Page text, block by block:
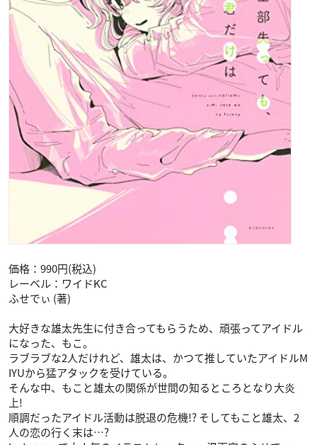
価格：495円(税込)
レーベル：講談社コミックスなかよし
美麻 りん (著)
再び夫婦として幸せな日々を過ごすJK・紗凪とアルマディア国
の王子・ルイ。しかし、知らぬ間に後宮にうずまく陰謀はさら
に激化していく。紗凪のもとへ暗殺者にねらわれた第一王子・
アディールが現れ、なりゆきで二人は逃避行することに! 二人
きりの夜、怪我で熱を出したアディールは紗凪にせまり……。
そして二人の関係に嫉妬するルイは……? 三角関係も後宮の陰
謀も急加速する、ドラマチック後宮ラブ第7巻!
▼ご予約・ご購入はこちらから
全部失っても、君だけは(3)